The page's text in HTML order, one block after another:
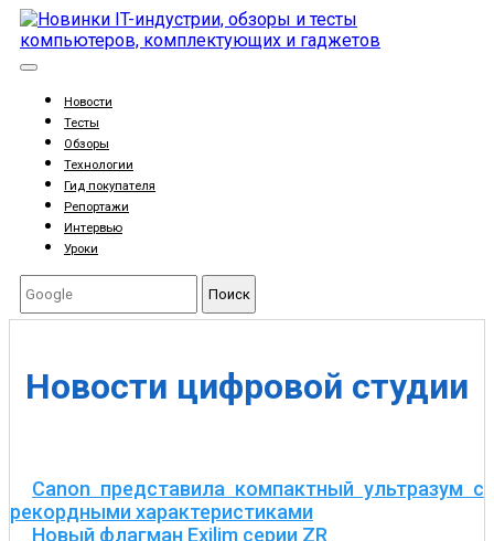
Новости
Тесты
Обзоры
Технологии
Гид покупателя
Репортажи
Интервью
Уроки
Поиск
Новости цифровой студии
Canon представила компактный ультразум с
рекордными характеристиками
Новый флагман Exilim серии ZR